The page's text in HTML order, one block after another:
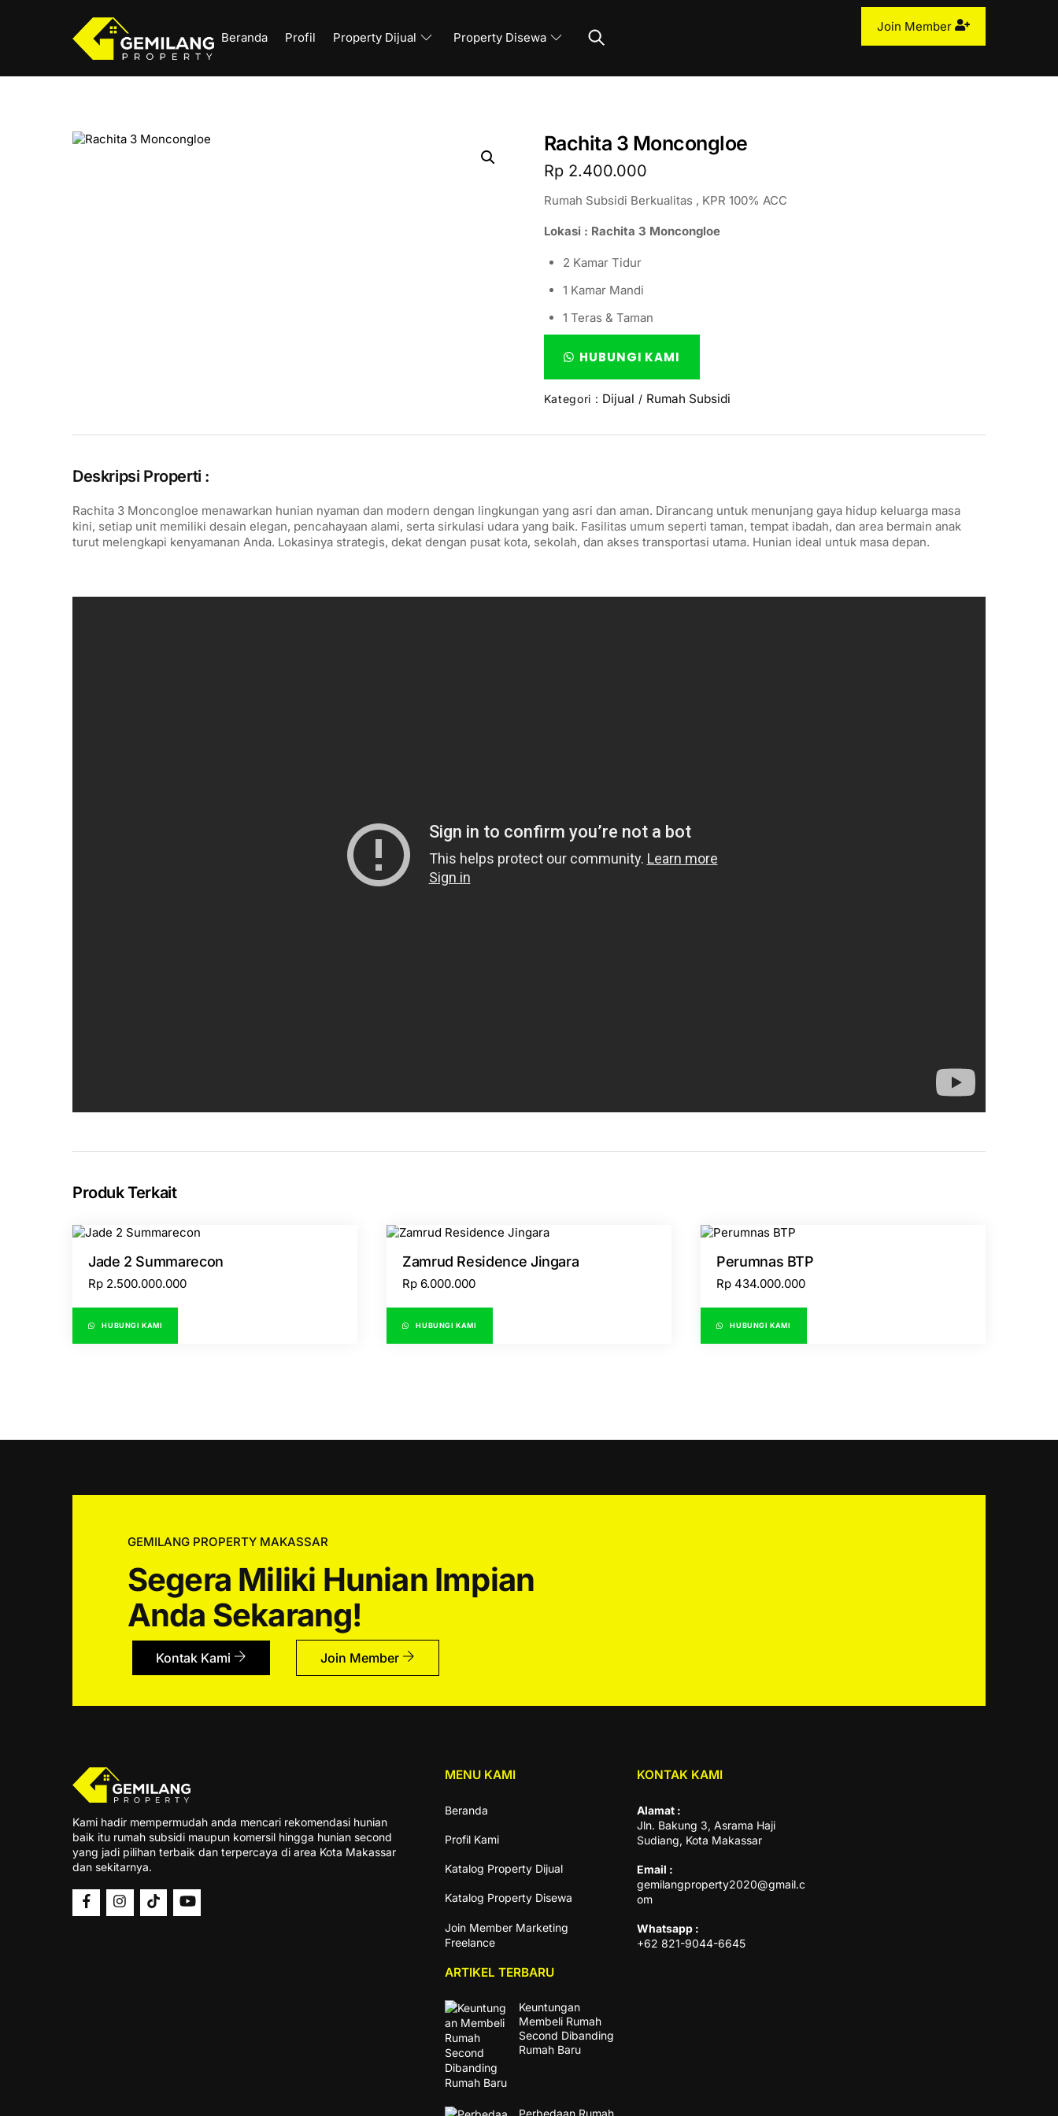
Beranda Profil Property Dijual Property Disewa
Join Member
Rachita 3 Moncongloe
Rp2.400.000
Rumah Subsidi Berkualitas , KPR 100% ACC
Lokasi : Rachita 3 Moncongloe
2 Kamar Tidur
1 Kamar Mandi
1 Teras & Taman
HUBUNGI KAMI
Kategori : Dijual / Rumah Subsidi
Deskripsi Properti :
Rachita 3 Moncongloe menawarkan hunian nyaman dan modern dengan lingkungan yang asri dan aman. Dirancang untuk menunjang gaya hidup keluarga masa
kini, setiap unit memiliki desain elegan, pencahayaan alami, serta sirkulasi udara yang baik. Fasilitas umum seperti taman, tempat ibadah, dan area bermain anak
turut melengkapi kenyamanan Anda. Lokasinya strategis, dekat dengan pusat kota, sekolah, dan akses transportasi utama. Hunian ideal untuk masa depan.
Produk Terkait
Jade 2 Summarecon
Rp 2.500.000.000
HUBUNGI KAMI
Zamrud Residence Jingara
Rp 6.000.000
HUBUNGI KAMI
Perumnas BTP
Rp 434.000.000
HUBUNGI KAMI
GEMILANG PROPERTY MAKASSAR
Segera Miliki Hunian Impian
Anda Sekarang!
Kontak Kami Join Member
Kami hadir mempermudah anda mencari rekomendasi hunian
baik itu rumah subsidi maupun komersil hingga hunian second
yang jadi pilihan terbaik dan terpercaya di area Kota Makassar
dan sekitarnya.
MENU KAMI
Beranda
Profil Kami
Katalog Property Dijual
Katalog Property Disewa
Join Member Marketing
Freelance
KONTAK KAMI
Alamat :
Jln. Bakung 3, Asrama Haji
Sudiang, Kota Makassar
Email :
gemilangproperty2020@gmail.c
om
Whatsapp :
+62 821-9044-6645
ARTIKEL TERBARU
Keuntungan
Membeli Rumah
Second Dibanding
Rumah Baru
Perbedaan Rumah